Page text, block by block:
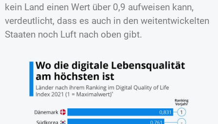
kein Land einen Wert über 0,9 aufweisen kann,
verdeutlicht, dass es auch in den weitentwickelten
Staaten noch Luft nach oben gibt.